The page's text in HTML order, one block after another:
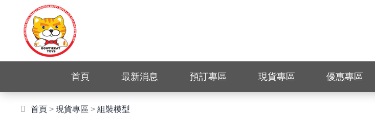
首頁 最新消息 預訂專區 現貨專區 優惠專區
首頁 >現貨專區 >組裝模型